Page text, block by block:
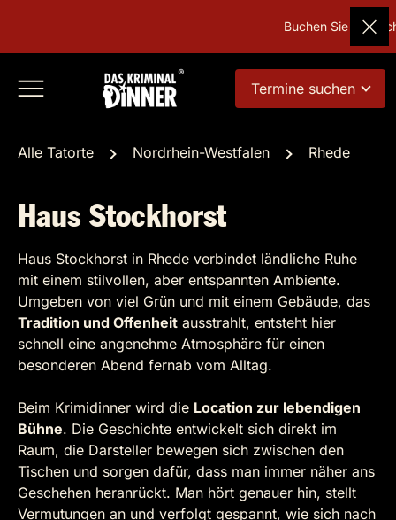
Buchen Sie
Termine suchen
Alle Tatorte Nordrhein-Westfalen Rhede
Haus Stockhorst
Haus Stockhorst in Rhede verbindet ländliche Ruhe
mit einem stilvollen, aber entspannten Ambiente.
Umgeben von viel Grün und mit einem Gebäude, das
Tradition und Offenheit ausstrahlt, entsteht hier
schnell eine angenehme Atmosphäre für einen
besonderen Abend fernab vom Alltag.
Beim Krimidinner wird die Location zur lebendigen
Bühne. Die Geschichte entwickelt sich direkt im
Raum, die Darsteller bewegen sich zwischen den
Tischen und sorgen dafür, dass man immer näher ans
Geschehen heranrückt. Man hört genauer hin, stellt
Vermutungen an und verfolgt gespannt, wie sich nach